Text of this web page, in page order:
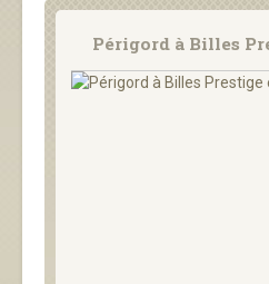
Périgord à Billes